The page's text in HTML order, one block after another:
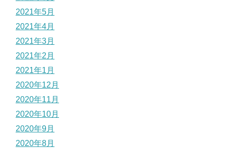
2021年5月
2021年4月
2021年3月
2021年2月
2021年1月
2020年12月
2020年11月
2020年10月
2020年9月
2020年8月